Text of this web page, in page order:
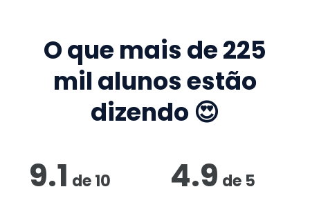
O que mais de225
mil alunos estão
dizendo 😍
9.1 de10 4.9 de 5